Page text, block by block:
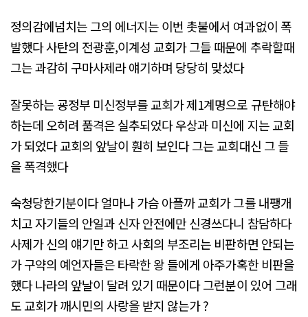
정의감에넘치는 그의 에너지는 이번 촛불에서 여과없이 폭
발했다 사탄의 전광훈,이계성 교회가 그들 때문에 추락할때
그는 과감히 구마사제라 얘기하며 당당히 맞섰다
잘못하는 굥정부 미신정부를 교회가 제1계명으로 규탄해야
하는데 오히려 품격은 실추되었다 우상과 미신에 지는 교회
가 되었다 교회의 앞날이 훤히 보인다 그는 교회대신 그 들
을 폭격했다
숙청당한기분이다 얼마나 가슴 아플까 교회가 그를 내팽개
치고 자기들의 안일과 신자 안전에만 신경쓰다니 참담하다
사제가 신의 얘기만 하고 사회의 부조리는 비판하면 안되는
가 구약의 예언자들은 타락한 왕 들에게 아주가혹한 비판을
했다 나라의 앞날이 달려 있기 때문이다 그런분이 있어 그래
도 교회가 깨시민의 사랑을 받지 않는가 ?